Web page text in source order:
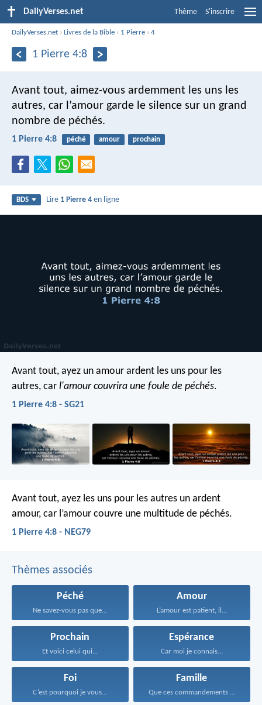
DailyVerses.net Thème S'inscrire
DailyVerses.net ›Livres de la Bible › 1 Pierre ›4
1 Pierre 4:8
Avant tout, aimez-vous ardemment les uns les
autres, car l’amour garde le silence sur un grand
nombre de péchés.
1 Pierre 4:8 péché amour prochain
BDS Lire 1 Pierre 4 en ligne
Avant tout, ayez un amour ardent les uns pour les
autres, car l'amour couvrira une foule de péchés.
1 Pierre 4:8 - SG21
Avant tout, ayez les uns pour les autres un ardent
amour, car l’amour couvre une multitude de péchés.
1 Pierre 4:8 - NEG79
Thèmes associés
Péché
Ne savez-vous pas que...
Amour
L’amour est patient, il...
Prochain
Et voici celui qui...
Espérance
Car moi je connais...
Foi
C’est pourquoi je vous...
Famille
Que ces commandements que...